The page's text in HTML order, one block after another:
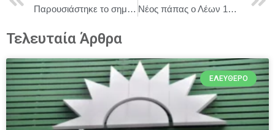
Παρουσιάστηκε το σημαντικό έργο Ψηφιοποίησης Τεκμηρίων της ιστορικής Βιβλιοθήκης της Βουλής των Ελλήνων
Νέος πάπας ο Λέων 14ος, η πρώτη ευχή: «Ειρήνη στον κόσμο»
Τελευταία Άρθρα
ΕΛΕΎΘΕΡΟ